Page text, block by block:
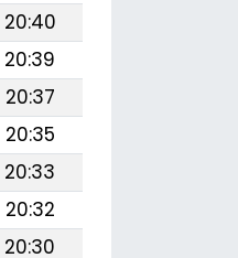
20:40
20:39
20:37
20:35
20:33
20:32
20:30